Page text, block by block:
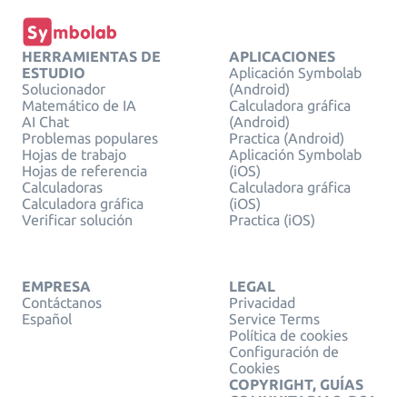
HERRAMIENTAS DE
ESTUDIO
Solucionador
Matemático de IA
AI Chat
Problemas populares
Hojas de trabajo
Hojas de referencia
Calculadoras
Calculadora gráfica
Verificar solución
APLICACIONES
Aplicación Symbolab
(Android)
Calculadora gráfica
(Android)
Practica (Android)
Aplicación Symbolab
(iOS)
Calculadora gráfica
(iOS)
Practica (iOS)
EMPRESA
Contáctanos
Español
LEGAL
Privacidad
Service Terms
Política de cookies
Configuración de
Cookies
COPYRIGHT, GUÍAS